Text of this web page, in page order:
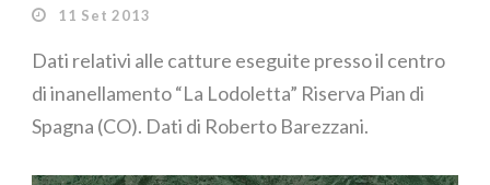
11 Set 2013
Dati relativi alle catture eseguite presso il centro
di inanellamento “La Lodoletta” Riserva Pian di
Spagna (CO). Dati di Roberto Barezzani.